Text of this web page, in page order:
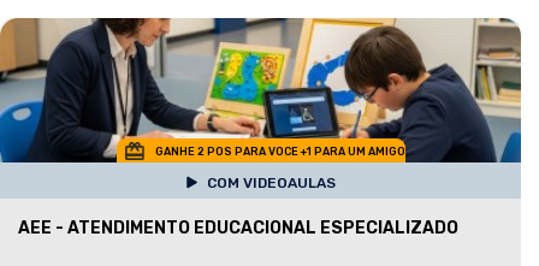
GANHE 2 POS PARA VOCE +1 PARA UM AMIGO
COM VIDEOAULAS
AEE - ATENDIMENTO EDUCACIONAL ESPECIALIZADO